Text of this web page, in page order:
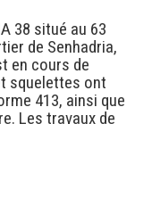
38 situé au 63
de Senhadria,
en cours de
squelettes ont
413, ainsi que
Les travaux de